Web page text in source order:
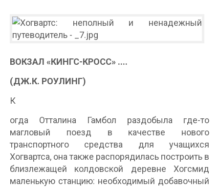
ВОКЗАЛ «КИНГС-КРОСС» ....
(ДЖ.К. РОУЛИНГ)
К
огда Отталина Гамбол раздобыла где-то
магловый поезд в качестве нового
транспортного средства для учащихся
Хогвартса, она также распорядилась построить в
близлежащей колдовской деревне Хогсмид
маленькую станцию: необходимый добавочный